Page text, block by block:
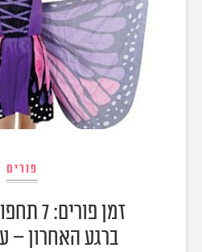
פורים
זמן
ברגע האחרון – עד 100